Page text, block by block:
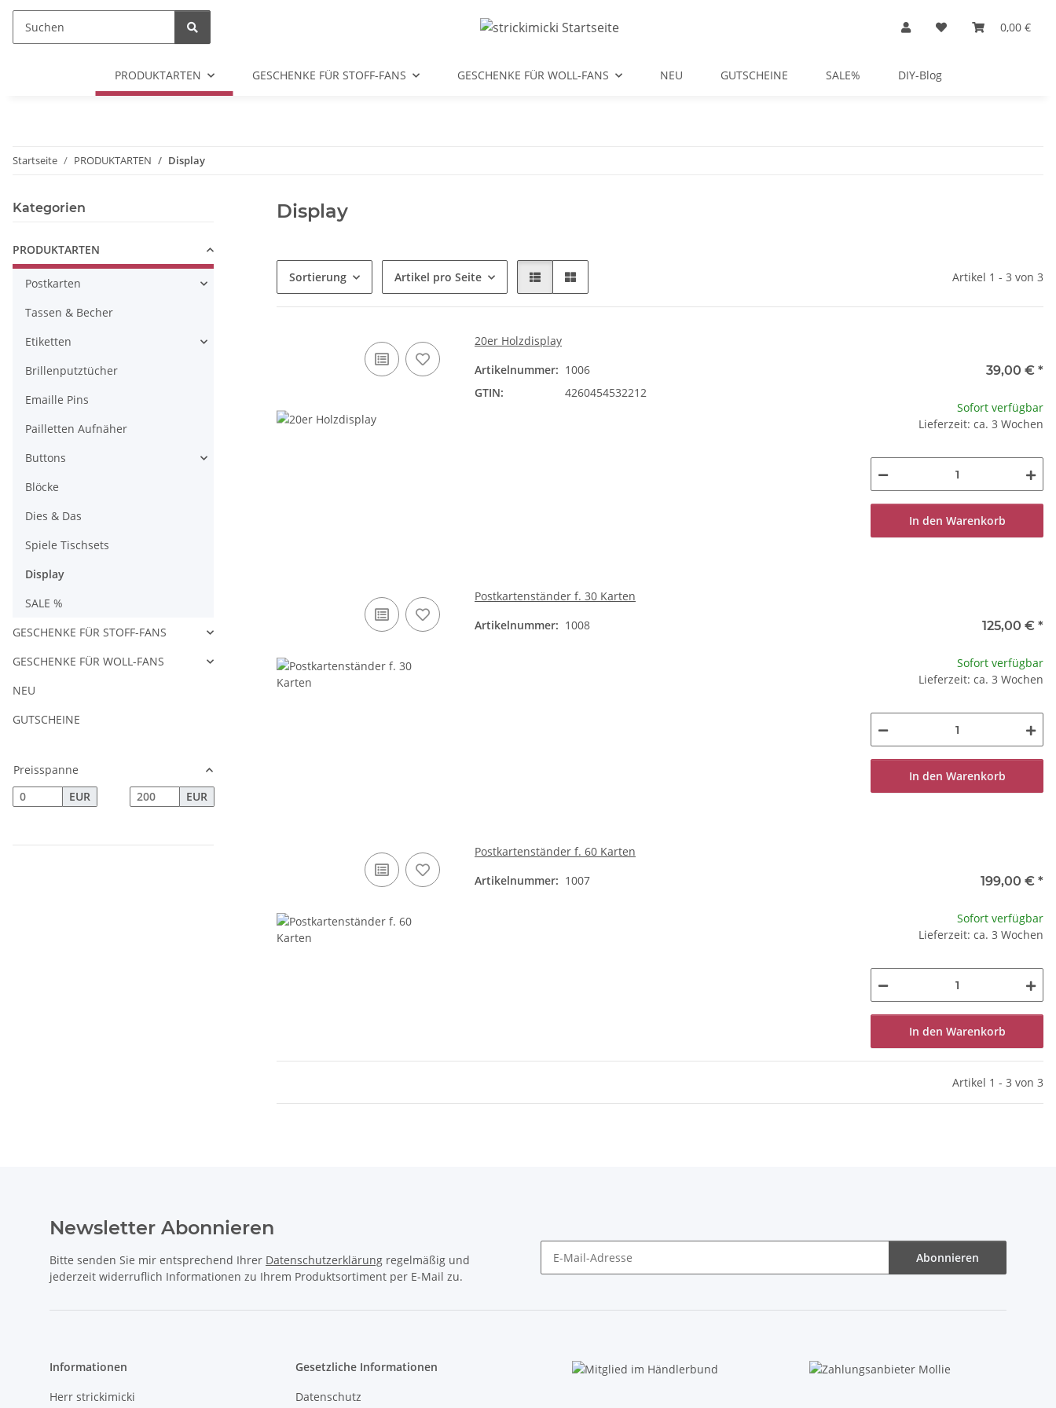
0,00 €
PRODUKTARTEN GESCHENKE FÜR STOFF-FANS GESCHENKE FÜR WOLL-FANS NEU GUTSCHEINE SALE% DIY-Blog
Startseite PRODUKTARTEN Display
Display
Sortierung Artikel pro Seite Artikel 1 - 3 von 3
20er Holzdisplay
Artikelnummer: 1006
GTIN:
4260454532212
39,00 € *
Sofort verfügbar
Lieferzeit: ca. 3 Wochen
In den Warenkorb
Postkartenständer f. 30 Karten
Artikelnummer: 1008 125,00 € *
Sofort verfügbar
Lieferzeit: ca. 3 Wochen
In den Warenkorb
Postkartenständer f. 60 Karten
Artikelnummer: 1007 199,00 € *
Sofort verfügbar
Lieferzeit: ca. 3 Wochen
In den Warenkorb
Artikel 1 - 3 von 3
Kategorien
PRODUKTARTEN
Postkarten
Tassen & Becher
Etiketten
Brillenputztücher
Emaille Pins
Pailletten Aufnäher
Buttons
Blöcke
Dies & Das
Spiele Tischsets
Display
SALE %
GESCHENKE FÜR STOFF-FANS
GESCHENKE FÜR WOLL-FANS
NEU
GUTSCHEINE
Preisspanne
EUR
EUR
Newsletter Abonnieren
Bitte senden Sie mir entsprechend Ihrer Datenschutzerklärung regelmäßig und
jederzeit widerruflich Informationen zu Ihrem Produktsortiment per E-Mail zu.
Abonnieren
Informationen
Herr strickimicki
Gesetzliche Informationen
Datenschutz